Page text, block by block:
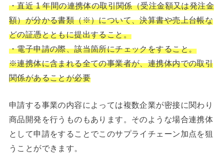
・直近 1 年間の連携体の取引関係（受注金額又は発注金
額）が分かる書類（※）について、決算書や売上台帳な
どの証憑とともに提出すること。
・電子申請の際、該当箇所にチェックをすること。
※連携体に含まれる全ての事業者が、連携体内での取引
関係があることが必要
申請する事業の内容によっては複数企業が密接に関わり
商品開発を行うものもあります。そのような場合連携体
として申請をすることでこのサプライチェーン加点を狙
うことができます。